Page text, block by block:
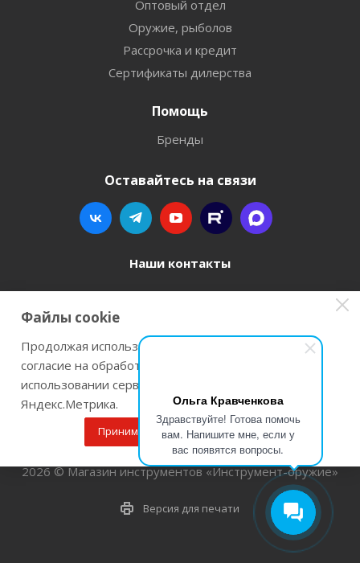
Ольга Кравченкова
Здравствуйте! Готова помочь
вам. Напишите мне, если у
вас появятся вопросы.
Оптовый отдел
Оружие, рыболов
Рассрочка и кредит
Сертификаты дилерства
Помощь
Бренды
Оставайтесь на связи
Наши контакты
8 800 77-00-962
г. Пермь, ул. Павла Преображенского, д.6А,
2026 © Магазин инструментов «Инструмент-оружие»
Версия для печати
Файлы cookie
Продолжая использовать наш сайт Вы даете
согласие на обработку файлов cookie и
использовании сервисов веб-аналитики
Яндекс.Метрика.
Принимаю Подробнее